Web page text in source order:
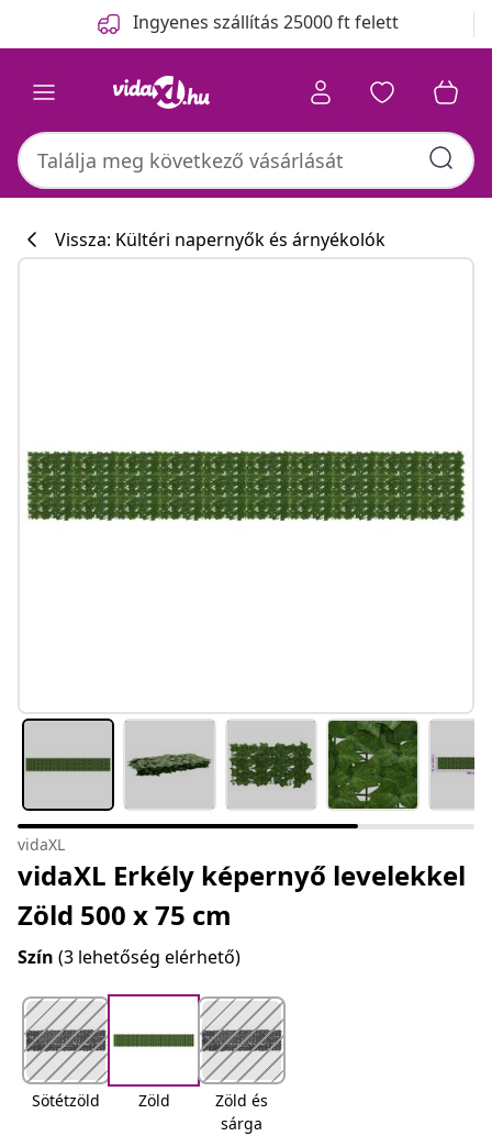
Ingyenes szállítás 25000 ft felett
Vissza: Kültéri napernyők és árnyékolók
vidaXL
vidaXL Erkély képernyő levelekkel
Zöld 500 x 75 cm
Szín (3 lehetőség elérhető)
Sötétzöld Zöld
Zöld és
sárga